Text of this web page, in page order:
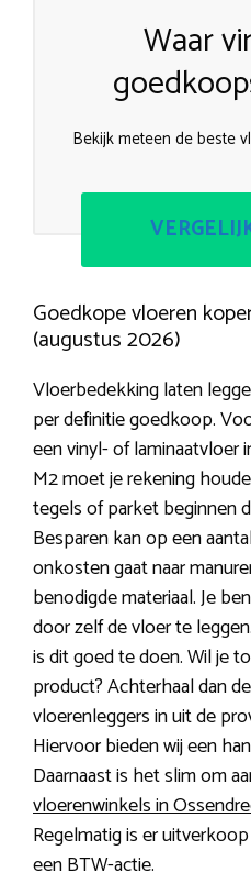
Waar
Bekijk meteen de beste
Goedkope vloeren
(augustus 2026)
Vloerbedekking laten
per definitie goedkoop.
een vinyl- of laminaatvloer
M2 moet je rekening
tegels of parket beginnen
Besparen kan op een
onkosten gaat naar
benodigde materiaal. Je
door zelf de vloer te
is dit goed te doen. Wil je
product? Achterhaal dan
vloerenleggers in uit de
Hiervoor bieden wij een
Daarnaast is het slim om
vloerenwinkels in
Regelmatig is er
een BTW-actie.